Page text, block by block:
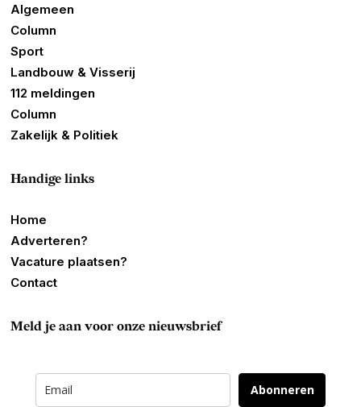
Algemeen
Column
Sport
Landbouw & Visserij
112 meldingen
Column
Zakelijk & Politiek
Handige links
Home
Adverteren?
Vacature plaatsen?
Contact
Meld je aan voor onze nieuwsbrief
Abonneren